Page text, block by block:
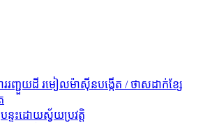
ររញ្ជួយដី រមៀលម៉ាស៊ីនបង្កើត / ថាសដាក់ខ្សែ
បន្ទះ​ដោយ​ស្វ័យ​ប្រវត្តិ